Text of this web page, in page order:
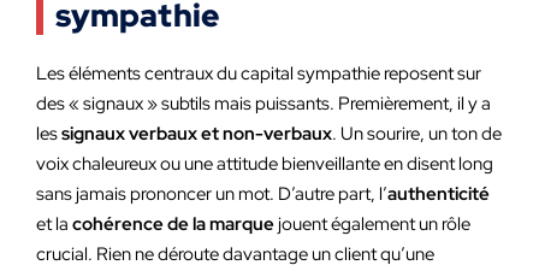
sympathie
Les éléments centraux du capital sympathie reposent sur
des « signaux » subtils mais puissants. Premièrement, il y a
lessignaux verbaux et non-verbaux. Un sourire, un ton de
voix chaleureux ou une attitude bienveillante en disent long
sans jamais prononcer un mot. D’autre part, l’authenticité
et la cohérence de la marquejouent également un rôle
crucial. Rien ne déroute davantage un client qu’une